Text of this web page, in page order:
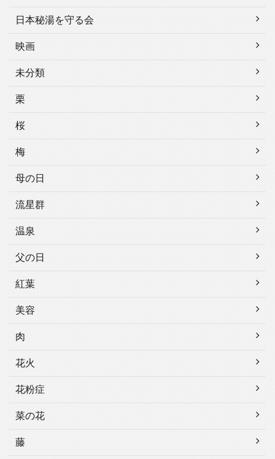
日本秘湯を守る会
映画
未分類
栗
桜
梅
母の日
流星群
温泉
父の日
紅葉
美容
肉
花火
花粉症
菜の花
藤